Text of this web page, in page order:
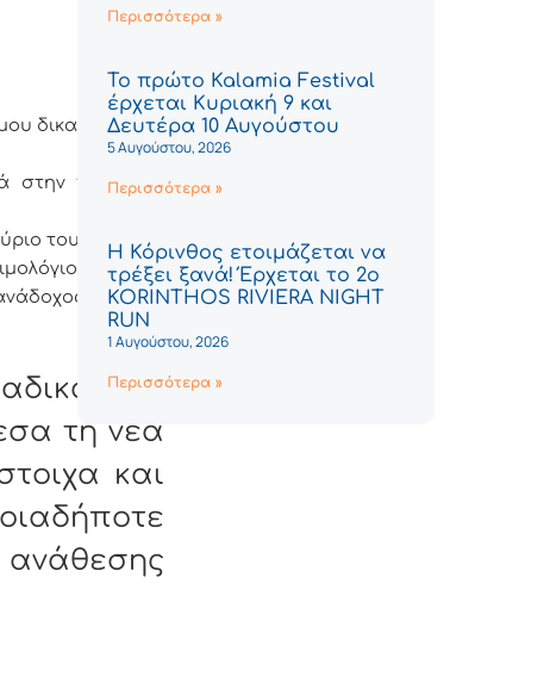
δικαίωμα και
στην παρούσα
του έργου.
Μελέτης
κατά το
τη νέα
και
ανάθεσης
Περισσότερα »
Το πρώτο Kalamia Festival
έρχεται Κυριακή 9 και
Δευτέρα 10 Αυγούστου
5 Αυγούστου, 2026
Περισσότερα »
Η Κόρινθος ετοιμάζεται να
τρέξει ξανά! Έρχεται το 2ο
KORINTHOS RIVIERA NIGHT
RUN
1 Αυγούστου, 2026
Περισσότερα »